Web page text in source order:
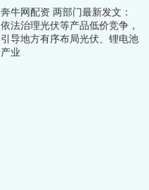
奔牛网配资 两部门最新发文：
依法治理光伏等产品低价竞争，
引导地方有序布局光伏、锂电池
产业